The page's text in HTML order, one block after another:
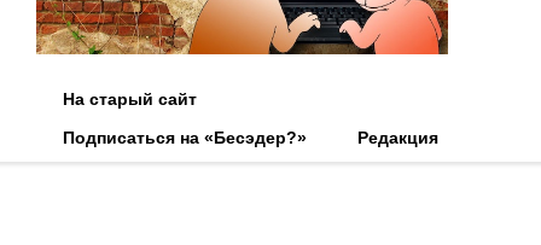
На старый сайт
Подписаться на «Бесэдер?»
Редакция